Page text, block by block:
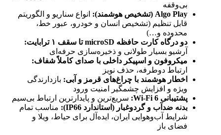
بی‌وقفه
Algo Play (تشخیص هوشمند):
انواع سناریو و الگوریتم
قابل تنظیم (تشخیص انسان و خودرو، عبور خط،
محدوده و…)
دو درگاه کارت حافظه microSD تا سقف ۱ ترابایت:
آرشیو بسیار طولانی و ذخیره‌سازی حرفه‌ای
میکروفون و اسپیکر داخلی با صدای کاملاً شفاف:
ارتباط دوطرفه، حذف نویز
اخطار هوشمند با چراغ‌های قرمز و آبی: بازدارندگی
ویژه و افزایش چشمگیر امنیت ورود
پشتیبانی Wi-Fi 6:
سریع‌ترین و پایدارترین ارتباط بی‌سیم
بدنه ضدآب و گردوغبار (استاندارد IP66):
مناسب تمام
شرایط آب‌وهوایی ایران، ایده‌آل برای حیاط، ویلا و
فضای باز